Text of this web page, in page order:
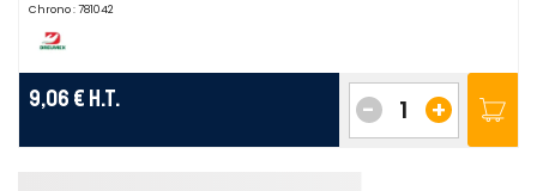
Chrono : 781042
9,06 € H.T. +
-